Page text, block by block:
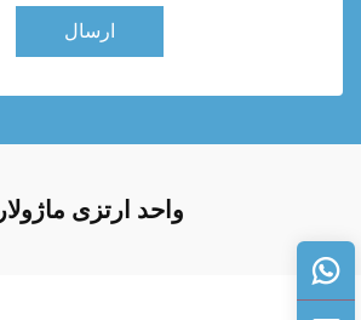
ارسال
واحد ارتزی ماژولار